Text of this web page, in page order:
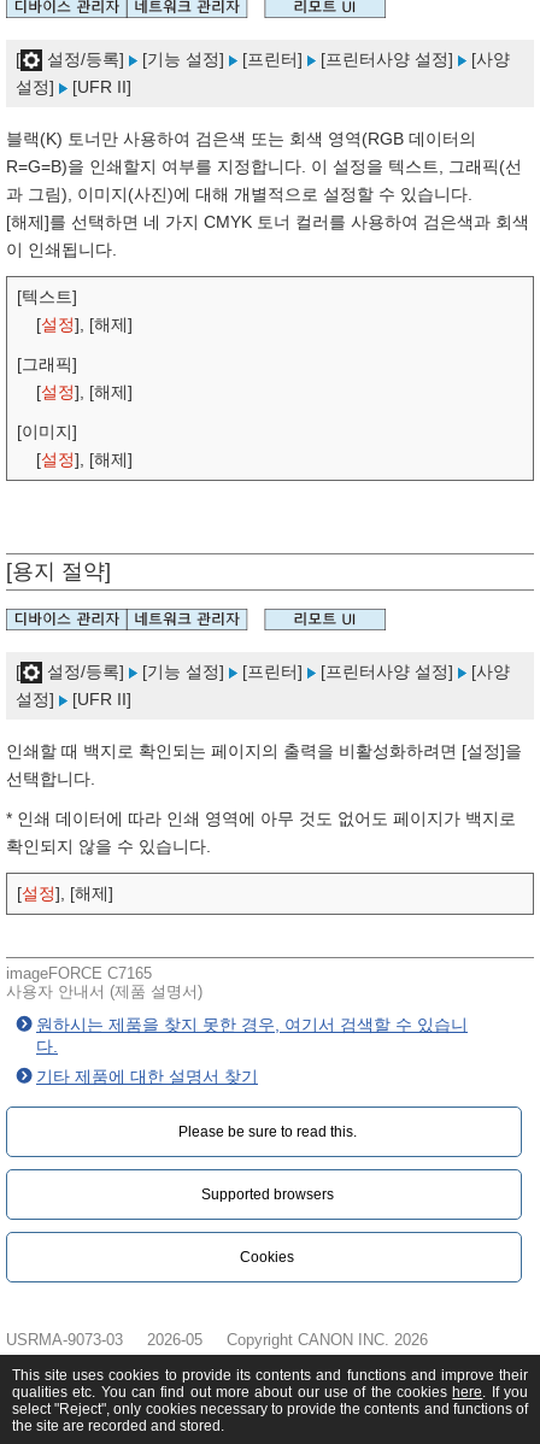
[ 설정/등록] [기능 설정] [프린터] [프린터사양 설정]
[사양
설정]
[UFR II]
블랙(K) 토너만 사용하여 검은색 또는 회색 영역(RGB 데이터의
R=G=B)을 인쇄할지 여부를 지정합니다. 이 설정을 텍스트, 그래픽(선
과 그림), 이미지(사진)에 대해 개별적으로 설정할 수 있습니다.
[해제]를 선택하면 네 가지 CMYK 토너 컬러를 사용하여 검은색과 회색
이 인쇄됩니다.
[텍스트]
[설정], [해제]
[그래픽]
[설정], [해제]
[이미지]
[설정], [해제]
[용지 절약]
[ 설정/등록] [기능 설정] [프린터] [프린터사양 설정]
[사양
설정]
[UFR II]
인쇄할 때 백지로 확인되는 페이지의 출력을 비활성화하려면 [설정]을
선택합니다.
* 인쇄 데이터에 따라 인쇄 영역에 아무 것도 없어도 페이지가 백지로
확인되지 않을 수 있습니다.
[설정], [해제]
imageFORCE C7165
사용자 안내서 (제품 설명서)
원하시는 제품을 찾지 못한 경우, 여기서 검색할 수 있습니
다.
기타 제품에 대한 설명서 찾기
Please be sure to read this.‎
Supported browsers
Cookies
USRMA-9073-03 2026-05 Copyright CANON INC. 2026
This site uses cookies to provide its contents and functions and improve their
qualities etc. You can find out more about our use of the cookies here. If you
select "Reject", only cookies necessary to provide the contents and functions of
the site are recorded and stored.